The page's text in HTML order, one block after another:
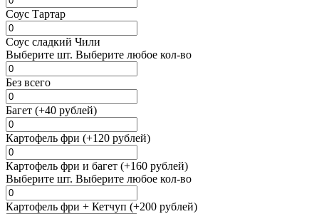
Соус Тартар
Соус сладкий Чили
Выберите шт. Выберите любое кол-во
Без всего
Багет (+40 рублей)
Картофель фри (+120 рублей)
Картофель фри и багет (+160 рублей)
Выберите шт. Выберите любое кол-во
Картофель фри + Кетчуп (+200 рублей)